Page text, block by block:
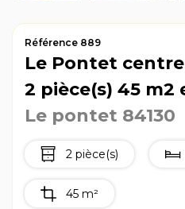
Référence 889
Le Pontet
2 pièce(s) 45 m2
Le pontet 84130
2 pièce(s)
45 m²